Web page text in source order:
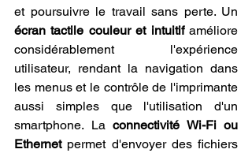
écran tactile couleur et intuitif améliore
considérablement l'expérience
utilisateur, rendant la navigation dans
les menus et le contrôle de l'imprimante
aussi simples que l'utilisation d'un
smartphone. La connectivité Wi-Fi ou
Ethernet permet d'envoyer des fichiers